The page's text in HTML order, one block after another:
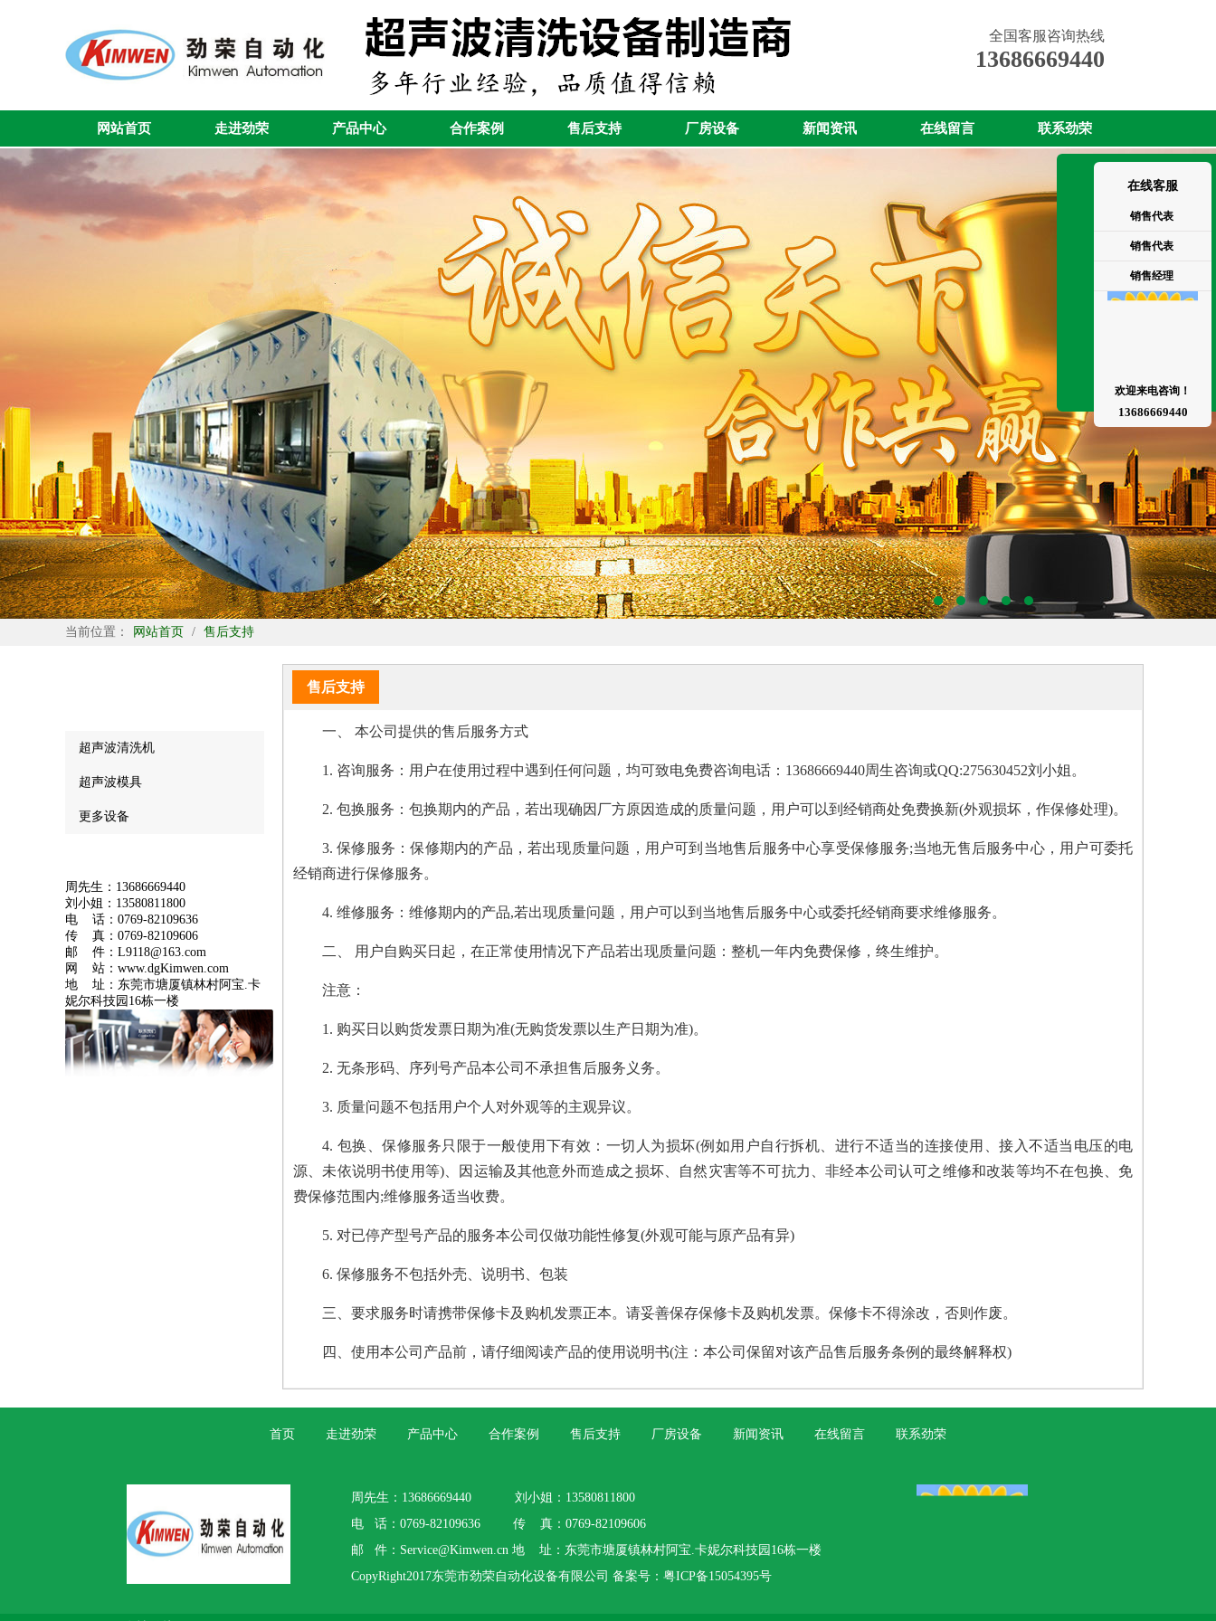
全国客服咨询热线
13686669440
网站首页 走进劲荣 产品中心 合作案例 售后支持 厂房设备 新闻资讯 在线留言 联系劲荣
当前位置： 网站首页 / 售后支持
超声波清洗机
超声波模具
更多设备
周先生：13686669440
刘小姐：13580811800
电 话：0769-82109636
传 真： 0769-82109606
邮 件： L9118@163.com
网 站：www.dgKimwen.com
地 址：东莞市塘厦镇林村阿宝.卡
妮尔科技园16栋一楼
售后支持
一、 本公司提供的售后服务方式
1. 咨询服务：用户在使用过程中遇到任何问题，均可致电免费咨询电话：13686669440周生咨询或QQ:275630452刘小姐。
2. 包换服务：包换期内的产品，若出现确因厂方原因造成的质量问题，用户可以到经销商处免费换新(外观损坏，作保修处理)。
3. 保修服务：保修期内的产品，若出现质量问题，用户可到当地售后服务中心享受保修服务;当地无售后服务中心，用户可委托
经销商进行保修服务。
4. 维修服务：维修期内的产品,若出现质量问题，用户可以到当地售后服务中心或委托经销商要求维修服务。
二、 用户自购买日起，在正常使用情况下产品若出现质量问题：整机一年内免费保修，终生维护。
注意：
1. 购买日以购货发票日期为准(无购货发票以生产日期为准)。
2. 无条形码、序列号产品本公司不承担售后服务义务。
3. 质量问题不包括用户个人对外观等的主观异议。
4. 包换、保修服务只限于一般使用下有效：一切人为损坏(例如用户自行拆机、进行不适当的连接使用、接入不适当电压的电
源、未依说明书使用等)、因运输及其他意外而造成之损坏、自然灾害等不可抗力、非经本公司认可之维修和改装等均不在包换、免
费保修范围内;维修服务适当收费。
5. 对已停产型号产品的服务本公司仅做功能性修复(外观可能与原产品有异)
6. 保修服务不包括外壳、说明书、包装
三、要求服务时请携带保修卡及购机发票正本。请妥善保存保修卡及购机发票。保修卡不得涂改，否则作废。
四、使用本公司产品前，请仔细阅读产品的使用说明书(注：本公司保留对该产品售后服务条例的最终解释权)
首页 走进劲荣 产品中心 合作案例 售后支持 厂房设备 新闻资讯 在线留言 联系劲荣
周先生：13686669440 刘小姐：13580811800
电 话：0769-82109636 传 真：0769-82109606
邮 件：Service@Kimwen.cn 地 址：东莞市塘厦镇林村阿宝.卡妮尔科技园16栋一楼
CopyRight2017东莞市劲荣自动化设备有限公司 备案号：粤ICP备15054395号
在线客服
销售代表
销售代表
销售经理
欢迎来电咨询！
13686669440